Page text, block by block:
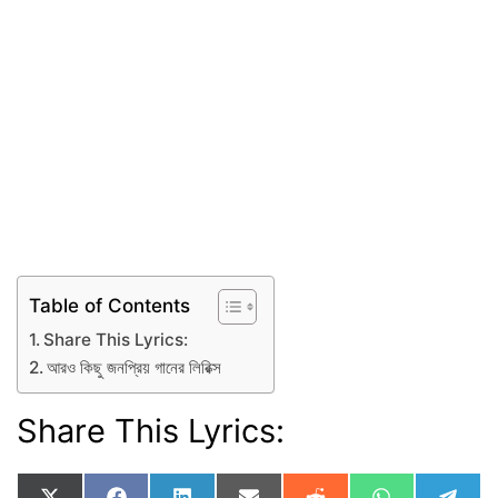
Table of Contents
Share This Lyrics:
আরও কিছু জনপ্রিয় গানের লিরিক্স
Share This Lyrics: